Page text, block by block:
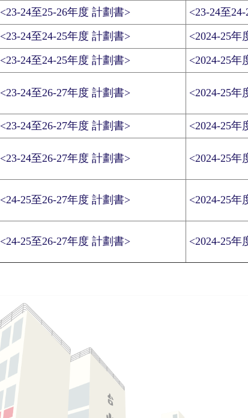
<23-24至25-26年度 計劃書>
<23-24至
<23-24至24-25年度 計劃書>
<2024-25年
<23-24至24-25年度 計劃書>
<2024-25年
<23-24至26-27年度 計劃書> <2024-25年
<23-24至26-27年度 計劃書>
<2024-25年
<23-24至26-27年度 計劃書> <2024-25年
<24-25至26-27年度 計劃書> <2024-25年
<24-25至26-27年度 計劃書> <2024-25年